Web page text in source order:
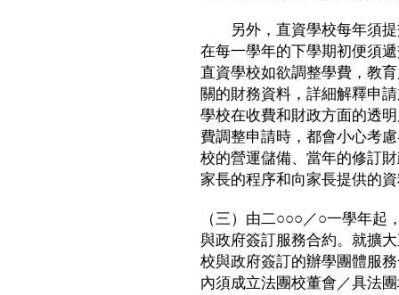
另外，直資學校每年須提
在每一學年的下學期初便須
直資學校如欲調整學費，教
關的財務資料，詳細解釋申
學校在收費和財政方面的透
費調整申請時，都會小心考
校的營運儲備、當年的修訂
家長的程序和向家長提供的
（三）由二○○○／○一學年起
與政府簽訂服務合約。就擴
校與政府簽訂的辦學團體服
內須成立法團校董會／具法